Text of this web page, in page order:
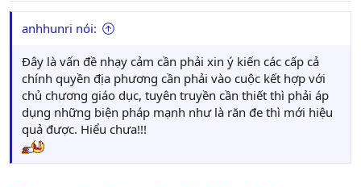
anhhunri nói:
Đây là vấn đề nhạy cảm cần phải xin ý kiến các cấp cả
chính quyền địa phương cần phải vào cuộc kết hợp với
chủ chương giáo dục, tuyên truyền cần thiết thì phải áp
dụng những biện pháp mạnh như là răn đe thì mới hiệu
quả được. Hiểu chưa!!!